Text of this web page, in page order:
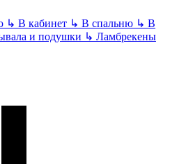
↳ В кабинет ↳ В спальню ↳ В
и подушки ↳ Ламбрекены